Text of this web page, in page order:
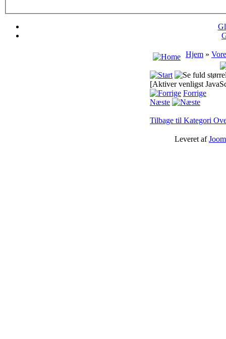
Hjem »
[Aktiver venligst
Forrige
Næste
Tilbage til Kategori
Leveret af